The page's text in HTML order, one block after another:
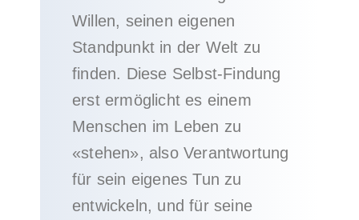
Willen, seinen eigenen
Standpunkt in der Welt zu
finden. Diese Selbst-Findung
erst ermöglicht es einem
Menschen im Leben zu
«stehen», also Verantwortung
für sein eigenes Tun zu
entwickeln, und für seine